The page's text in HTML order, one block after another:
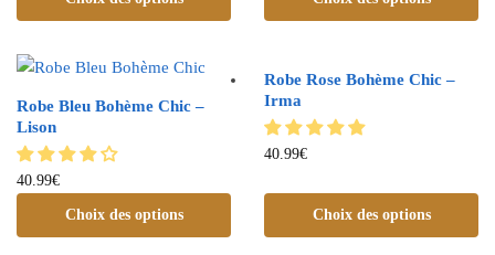
Robe Bleu Bohème Chic –
Lison
40.99€
Choix des options
Robe Rose Bohème Chic –
Irma
40.99€
Choix des options